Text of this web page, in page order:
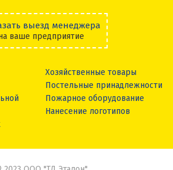
выезд менеджера
ваше предприятие
Хозяйственные товары
Постельные принадлежности
Пожарное оборудование
Нанесение логотипов